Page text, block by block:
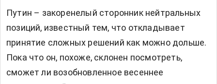
Путин – закоренелый сторонник нейтральных
позиций, известный тем, что откладывает
принятие сложных решений как можно дольше.
Пока что он, похоже, склонен посмотреть,
сможет ли возобновленное весеннее